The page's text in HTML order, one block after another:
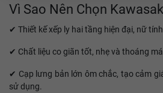
Vì Sao Nên Chọn
✔ Thiết kế xếp ly hai tầng hiện đại, nữ
✔ Chất liệu co giãn tốt, nhẹ và thoáng
✔ Cạp lưng bản lớn ôm chắc, tạo cảm
sử dụng.